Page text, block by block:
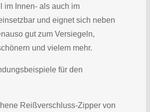
im Innen- als auch im
und eignet sich neben
gut zum Versiegeln,
und vielem mehr.
für den
Reißverschluss-Zipper von